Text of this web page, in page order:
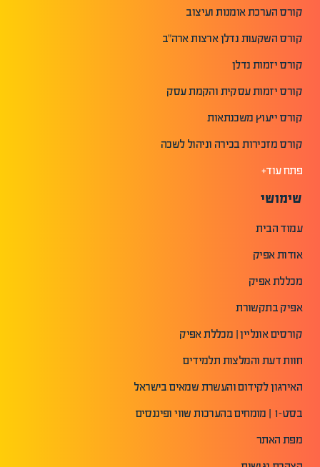
קורס הערכת אומנות ועיצוב
קורס השקעות נדלן ארצות ארה"ב
קורס יזמות נדלן
קורס יזמות עסקית והקמת עסק
קורס ייעוץ משכנתאות
קורס מזכירות בכירה וניהול לשכה
פתח עוד+
שימושי
עמוד הבית
אודות אפיק
מכללת אפיק
אפיק בתקשורת
קורסים אונליין | מכללת אפיק
חוות דעת והמלצות תלמידים
האירגון לקידום והעשרת שמאים בישראל
בסט-1 | מומחים בהערכות שווי ופיננסים
מפת האתר